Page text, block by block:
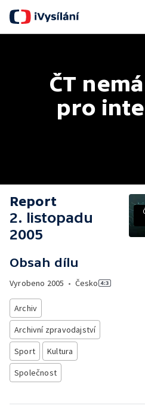
ČT
pro
Report
2. listopadu
2005
Obsah dílu
Vyrobeno 2005 • Česko
Archiv
Archivní zpravodajství
Sport
Kultura
Společnost